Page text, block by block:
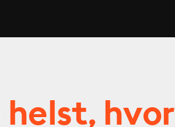
helst, hvor